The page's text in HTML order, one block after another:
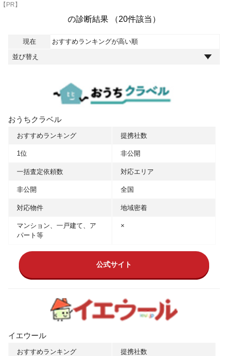
【PR】
の診断結果 （20件該当）
現在 おすすめランキングが高い順
おうちクラベル
おすすめランキング
1位
提携社数
非公開
一括査定依頼数
非公開
対応エリア
全国
対応物件
マンション、一戸建て、ア
パート等
地域密着
×
公式サイト
イエウール
おすすめランキング 提携社数